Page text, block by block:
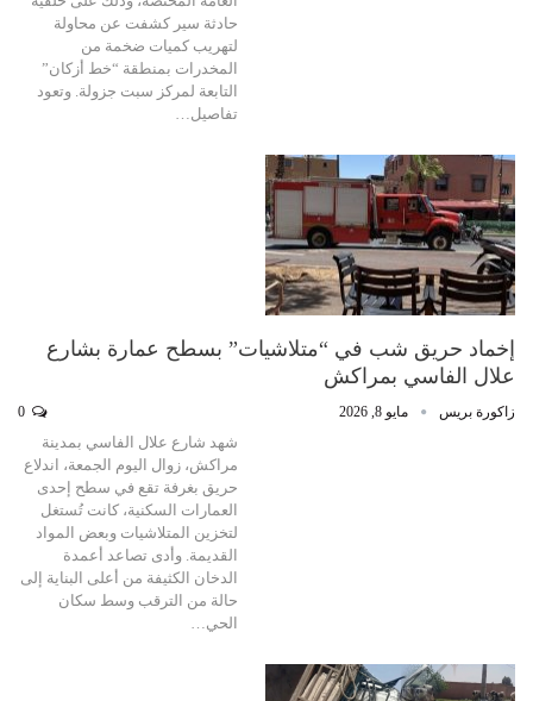
حادثة سير كشفت عن محاولة
لتهريب كميات ضخمة من
المخدرات بمنطقة “خط أزكان”
التابعة لمركز سبت جزولة. وتعود
تفاصيل…
إخماد حريق شب في “متلاشيات” بسطح عمارة بشارع
علال الفاسي بمراكش
زاكورة بريس مايو 8, 2026
شهد شارع علال الفاسي بمدينة
مراكش، زوال اليوم الجمعة، اندلاع
حريق بغرفة تقع في سطح إحدى
العمارات السكنية، كانت تُستغل
لتخزين المتلاشيات وبعض المواد
القديمة. وأدى تصاعد أعمدة
الدخان الكثيفة من أعلى البناية إلى
حالة من الترقب وسط سكان
الحي…